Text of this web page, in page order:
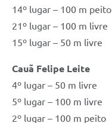
14º lugar – 100 m peito
21º lugar – 100 m livre
15º lugar – 50 m livre
Cauã Felipe Leite
4º lugar – 50 m livre
5º lugar – 100 m livre
2º lugar – 100 m peito